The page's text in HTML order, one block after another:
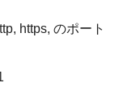
https, のポート